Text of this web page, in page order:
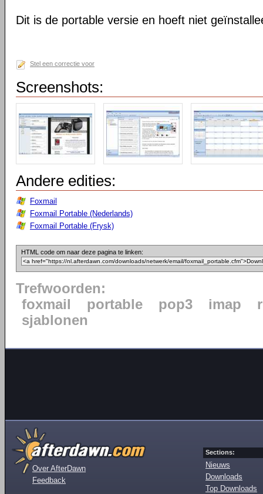
Dit is de portable versie en hoeft niet
Stel een correctie voor
Screenshots:
Andere edities:
Foxmail
Foxmail Portable (Nederlands)
Foxmail Portable (Frysk)
HTML code om naar deze pagina te linken:
Trefwoorden:
foxmail
portable pop3 imap
sjablonen
Over AfterDawn
Feedback
Sections:
Nieuws
Downloads
Top Downloads